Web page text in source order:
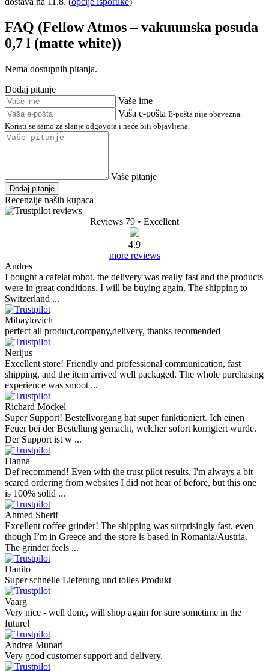
FAQ (Fellow Atmos – vakuumska posuda
0,7 l (matte white))
Nema dostupnih pitanja.
Dodaj pitanje
Vaše ime
Vaša e-pošta E-pošta nije obavezna.
Koristi se samo za slanje odgovora i neće biti objavljena.
Vaše pitanje
Dodaj pitanje
Recenzije naših kupaca
Reviews 79 • Excellent
4.9
more reviews
Andres
I bought a cafelat robot, the delivery was really fast and the products
were in great conditions. I will be buying again. The shipping to
Switzerland ...
Mihaylovich
perfect all product,company,delivery, thanks recomended
Nerijus
Excellent store! Friendly and professional communication, fast
shipping, and the item arrived well packaged. The whole purchasing
experience was smoot ...
Richard Möckel
Super Support! Bestellvorgang hat super funktioniert. Ich einen
Feuer bei der Bestellung gemacht, welcher sofort korrigiert wurde.
Der Support ist w ...
Hanna
Def recommend! Even with the trust pilot results, I'm always a bit
scared ordering from websites I did not hear of before, but this one
is 100% solid ...
Ahmed Sherif
Excellent coffee grinder! The shipping was surprisingly fast, even
though I’m in Greece and the store is based in Romania/Austria.
The grinder feels ...
Danilo
Super schnelle Lieferung und tolles Produkt
Vaarg
Very nice - well done, will shop again for sure sometime in the
future!
Andrea Munari
Very good customer support and delivery.